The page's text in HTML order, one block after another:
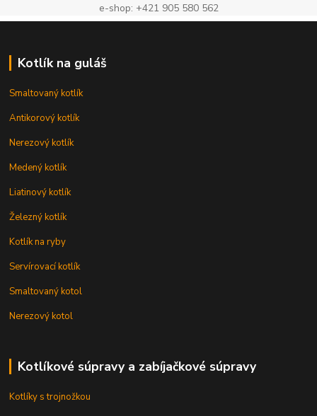
e-shop: +421 905 580 562
Kotlík na guláš
Smaltovaný kotlík
Antikorový kotlík
Nerezový kotlík
Medený kotlík
Liatinový kotlík
Železný kotlík
Kotlík na ryby
Servírovací kotlík
Smaltovaný kotol
Nerezový kotol
Kotlíkové súpravy a zabíjačkové súpravy
Kotlíky s trojnožkou